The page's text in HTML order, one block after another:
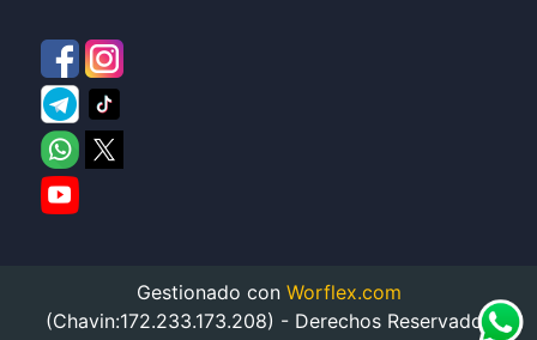
Gestionado con Worflex.com
(Chavin:172.233.173.208) - Derechos Reservados